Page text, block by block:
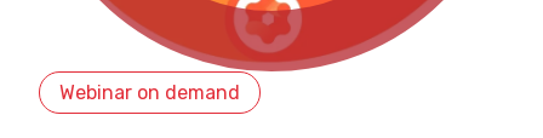
Webinar on demand